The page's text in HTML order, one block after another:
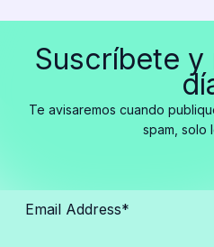
Suscríbete y
Te avisaremos cuando
spam, solo